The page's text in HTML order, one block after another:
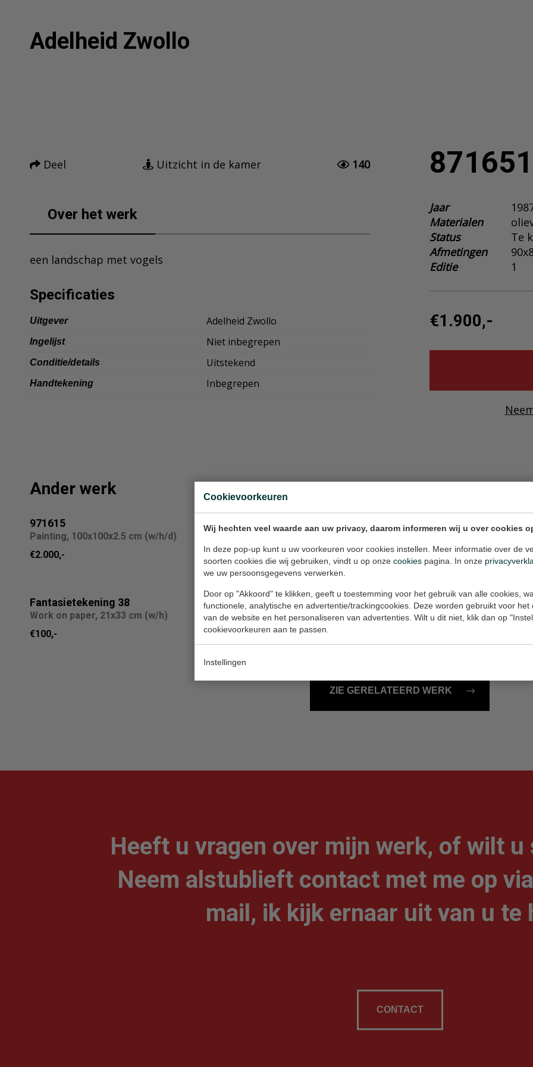
Cookievoorkeuren
Wij hechten veel waarde aan uw privacy, daarom informeren wij u over cookies
In deze pop-up kunt u uw voorkeuren voor cookies instellen. Meer informatie over de
soorten cookies die wij gebruiken, vindt u op onze cookies pagina. In onze
we uw persoonsgegevens verwerken.
Door op "Akkoord" te klikken, geeft u toestemming voor het gebruik van alle cookies,
functionele, analytische en advertentie/trackingcookies. Deze worden gebruikt voor het
van de website en het personaliseren van advertenties. Wilt u dit niet, klik dan op
cookievoorkeuren aan te passen.
Instellingen
Adelheid Zwollo
Nieuws
Over mij
Deel Uitzicht in de kamer 140
Over het werk
een landschap met vogels
Specificaties
Uitgever Adelheid Zwollo
Ingelijst Niet inbegrepen
Conditie/details Uitstekend
Handtekening Inbegrepen
871651
Jaar
Materialen
Status
Te
Afmetingen
Editie
1
€1.900,-
Ander werk
971615
Painting, 100x100x2.5 cm (w/h/d)
€2.000,-
Minke
Painting, 100x100x4 cm (w/h/d)
€1.000,-
281605
Painting, 95x95x2.5 cm (w/
€1.950,-
Fantasietekening 38
Work on paper, 21x33 cm (w/h)
€100,-
collage 5
Collages, 21x33 cm (w/h)
€100,-
Fantasietekening 32
Work on paper, 21x33 cm
ZIE GERELATEERD WERK
Heeft u vragen over mijn werk, of wilt u
Neem alstublieft contact met me op
mail, ik kijk ernaar uit van u te
CONTACT